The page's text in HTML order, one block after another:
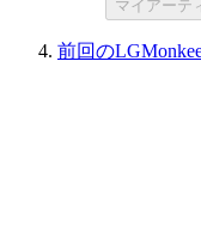
マイアーテ
前回の